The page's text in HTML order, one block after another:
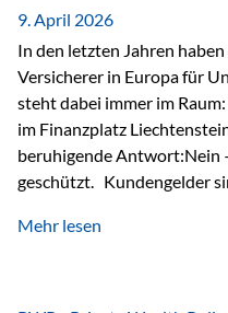
Managementqualität…
9. April 2026
In den letzten Jahren
Versicherer in Europa für
steht dabei immer im
im Finanzplatz
beruhigende Antwort:Nein
geschützt. Kundengelder
sogenannte Sondermasse.
Mehr lesen